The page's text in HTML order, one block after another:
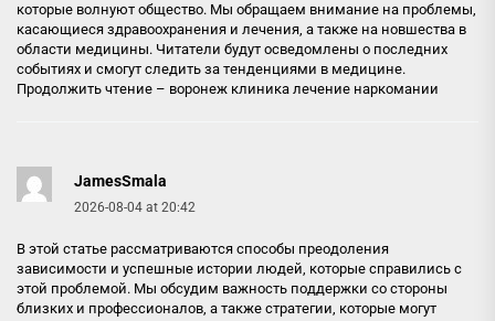
которые волнуют общество. Мы обращаем внимание на проблемы,
касающиеся здравоохранения и лечения, а также на новшества в
области медицины. Читатели будут осведомлены о последних
событиях и смогут следить за тенденциями в медицине.
Продолжить чтение – воронеж клиника лечение наркомании
JamesSmala
2026-08-04 at 20:42
В этой статье рассматриваются способы преодоления
зависимости и успешные истории людей, которые справились с
этой проблемой. Мы обсудим важность поддержки со стороны
близких и профессионалов, а также стратегии, которые могут